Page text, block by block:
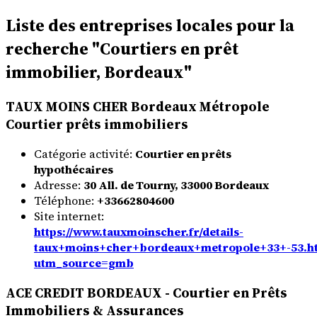
Liste des entreprises locales pour la
recherche "Courtiers en prêt
immobilier, Bordeaux"
TAUX MOINS CHER Bordeaux Métropole
Courtier prêts immobiliers
Catégorie activité: Courtier en prêts
hypothécaires
Adresse: 30 All. de Tourny, 33000 Bordeaux
Téléphone: +33662804600
Site internet:
https://www.tauxmoinscher.fr/details-
taux+moins+cher+bordeaux+metropole+33+-
utm_source=gmb
ACE CREDIT BORDEAUX - Courtier en Prêts
Immobiliers & Assurances